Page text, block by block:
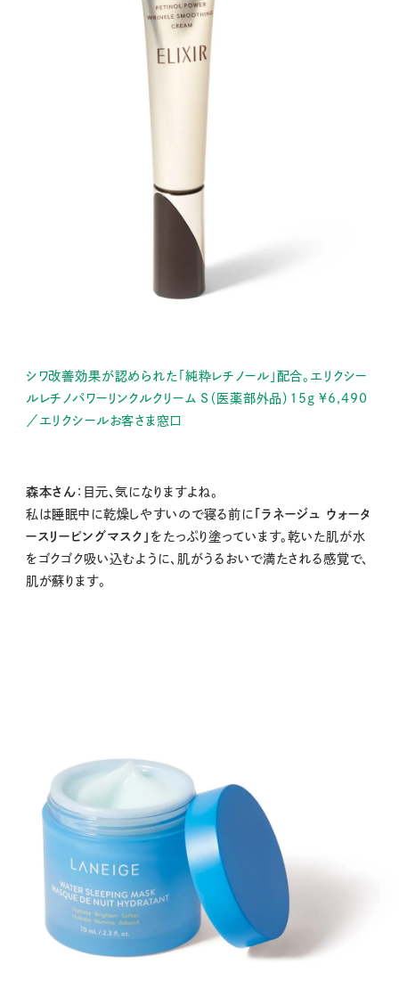
シワ改善効果が認められた「純粋レチノール」配合。エリクシー
ルレチノパワーリンクルクリーム S（医薬部外品）15g ¥6,490
／エリクシールお客さま窓口
森本さん ：目元、気になりますよね。
私は睡眠中に乾燥しやすいので寝る前に 「ラネージュ ウォータ
ースリーピングマスク」 をたっぷり塗っています。乾いた肌が水
をゴクゴク吸い込むように、肌がうるおいで満たされる感覚で、
肌が蘇ります。